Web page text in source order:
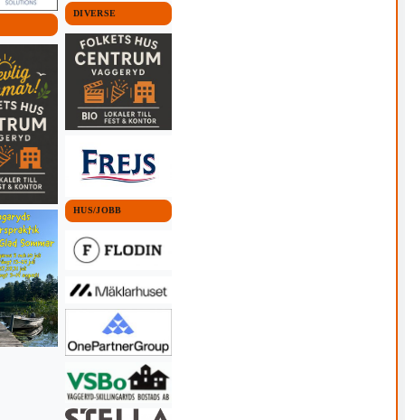
DIVERSE
HUS/JOBB